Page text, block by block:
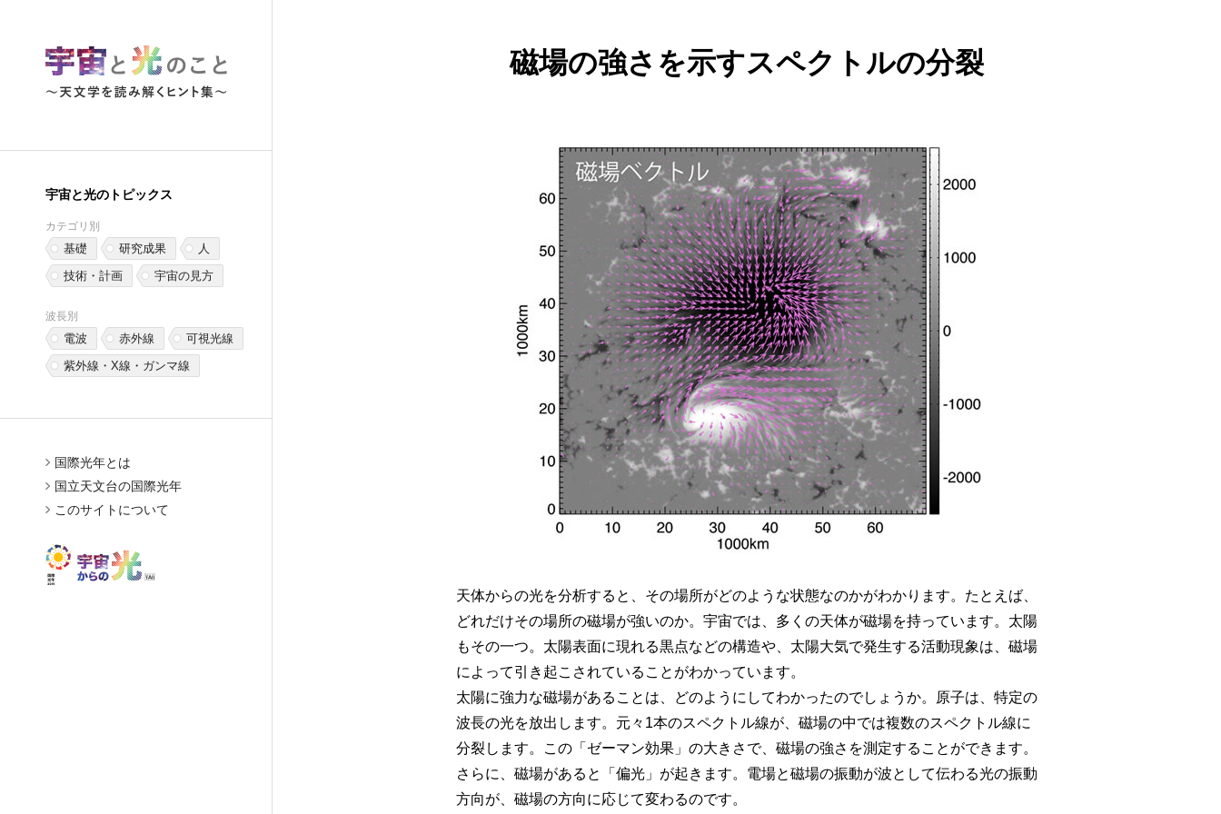
宇宙と光のトピックス
カテゴリ別
基礎 研究成果
人
技術・計画
宇宙の見方
波長別
電波 赤外線
可視光線
紫外線・X線・ガンマ線
国際光年とは
国立天文台の国際光年
このサイトについて
磁場の強さを示すスペクトルの分裂
天体からの光を分析すると、その場所がどのような状態なのかがわかります。たとえば、
どれだけその場所の磁場が強いのか。宇宙では、多くの天体が磁場を持っています。太陽
もその一つ。太陽表面に現れる黒点などの構造や、太陽大気で発生する活動現象は、磁場
によって引き起こされていることがわかっています。
太陽に強力な磁場があることは、どのようにしてわかったのでしょうか。原子は、特定の
波長の光を放出します。元々1本のスペクトル線が、磁場の中では複数のスペクトル線に
分裂します。この「ゼーマン効果」の大きさで、磁場の強さを測定することができます。
さらに、磁場があると「偏光」が起きます。電場と磁場の振動が波として伝わる光の振動
方向が、磁場の方向に応じて変わるのです。